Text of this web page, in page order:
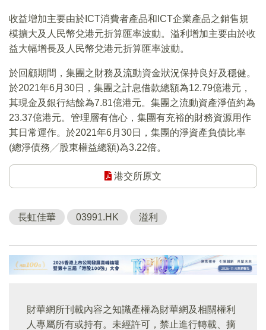
收益增加主要由於ICT消費者產品和ICT企業產品之銷售規
模擴大及人民幣兌港元折算匯率波動。溢利增加主要由於收
益大幅增長及人民幣兌港元折算匯率波動。
於回顧期間，集團之財務及流動資金狀況保持良好及穩健。
於2021年6月30日，集團之計息借款總額為12.79億港元，
其現金及銀行結餘為7.81億港元。集團之流動資產淨值約為
23.37億港元。管理層有信心，集團有充裕的財務資源用作
其日常運作。於2021年6月30日，集團的淨資產負債比率
(總淨債務╱股東權益總額)為3.22倍。
港交所原文
長虹佳華 03991.HK 溢利
財華網所刊載內容之知識產權為財華網及相關權利
人專屬所有或持有。未經許可，禁止進行轉載、摘